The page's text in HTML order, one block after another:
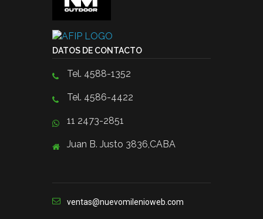
DATOS DE CONTACTO
Tel. 4588-1352
Tel. 4586-4422
11 2473-2851
Juan B. Justo 3836,CABA
ventas@nuevomilenioweb.com